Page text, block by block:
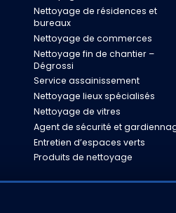
Nettoyage de résidences et
bureaux
Nettoyage de commerces
Nettoyage fin de chantier –
Dégrossi
Service assainissement
Nettoyage lieux spécialisés
Nettoyage de vitres
Agent de sécurité et
Entretien d’espaces verts
Produits de nettoyage